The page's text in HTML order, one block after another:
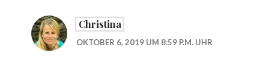
Christina
OKTOBER 6, 2019 UM 8:59 P.M. UHR